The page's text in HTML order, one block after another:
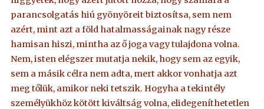
parancsolgatás hiú gyönyöreit biztosítsa, sem nem
azért, mint azt a föld hatalmasságainak nagy része
hamisan hiszi, mintha az ő joga vagy tulajdona volna.
Nem, isten elégszer mutatja nekik, hogy sem az egyik,
sem a másik célra nem adta, mert akkor vonhatja azt
meg tőlük, amikor neki tetszik. Hogyha a tekintély
személyükhöz kötött kiváltság volna, elidegeníthetetlen